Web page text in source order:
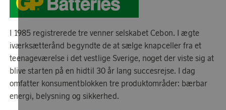
I 1985 registrerede tre venner selskabet Cebon. I ægte
iværksætterånd begyndte de at sælge knapceller fra et
teenageværelse i det vestlige Sverige, noget der viste sig at
blive starten på en hidtil 30 år lang succesrejse. I dag
omfatter konsumentblokken tre produktområder: bærbar
energi, belysning og sikkerhed.